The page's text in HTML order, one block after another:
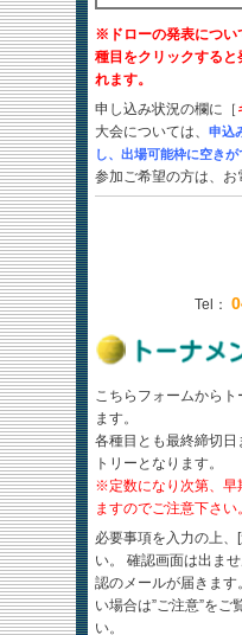
※ドローの発表につい
種目をクリックすると
れます。
申し込み状況の欄に［
大会については、
申込
し、出場可能枠に空きが
参加ご希望の方は、
お
Tel：
こちらフォームから
ます。
各種目とも最終締切日
トリーとなります。
※定数になり次第、早
ますのでご注意下さい。
必要事項を入力の上
い。 確認画面は出ま
認のメールが届きま
い場合は”ご注意”をご
い。